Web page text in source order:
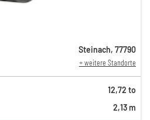
Steinach, 77790
+ weitere Standorte
12,72 to
2,13 m